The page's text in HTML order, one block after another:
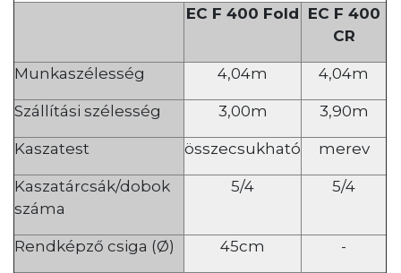
EC F 400 Fold EC F 400
CR
Munkaszélesség 4,04m 4,04m
Szállítási szélesség 3,00m 3,90m
Kaszatest összecsukható merev
Kaszatárcsák/dobok
száma
5/4 5/4
Rendképző csiga (Ø) 45cm -